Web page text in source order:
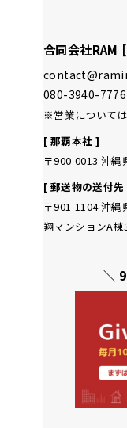
合同会社RAM
080-3940-7776
※営業については
[ 那覇本社 ]
〒900-0013 沖縄
[ 郵送物の送付先
〒901-1104 沖縄
翔マンションA
＼